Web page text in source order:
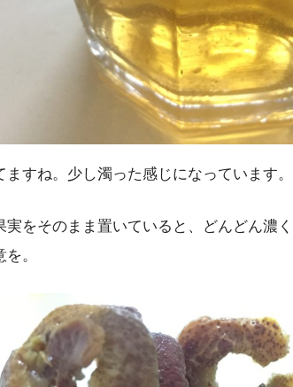
すね。少し濁った感じになっています。
実をそのまま置いていると、どんどん濃
。